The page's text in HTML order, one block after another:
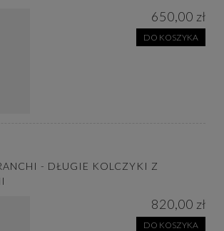
650,00 zł
DO KOSZYKA
- DŁUGIE KOLCZYKI Z
820,00 zł
DO KOSZYKA